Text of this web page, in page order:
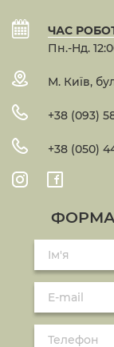
ЧАС
Пн.-Нд.
М. Київ,
+38 (093)
+38 (050)
ФОРМА